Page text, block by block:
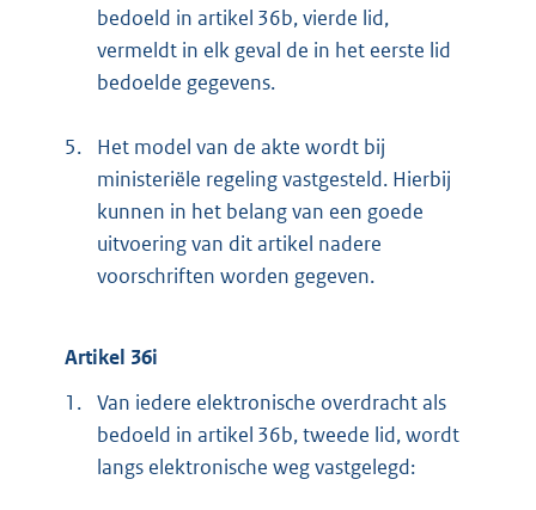
bedoeld in artikel 36b, vierde lid,
vermeldt in elk geval de in het eerste lid
bedoelde gegevens.
5.
Het model van de akte wordt bij
ministeriële regeling vastgesteld. Hierbij
kunnen in het belang van een goede
uitvoering van dit artikel nadere
voorschriften worden gegeven.
Artikel 36i
1. Van iedere elektronische overdracht als
bedoeld in artikel 36b, tweede lid, wordt
langs elektronische weg vastgelegd: